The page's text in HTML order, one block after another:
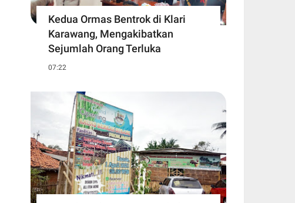
Kedua Ormas Bentrok di Klari
Karawang, Mengakibatkan
Sejumlah Orang Terluka
07:22